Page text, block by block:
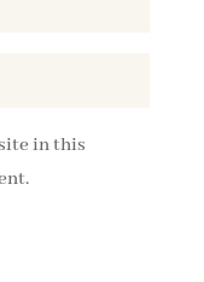
in this